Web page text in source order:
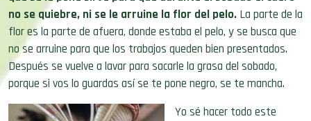
no se quiebre, ni se le arruine la flor del pelo. La parte de la
flor es la parte de afuera, donde estaba el pelo, y se busca que
no se arruine para que los trabajos queden bien presentados.
Después se vuelve a lavar para sacarle la grasa del sobado,
porque si vos lo guardas así se te pone negro, se te mancha.
Yo sé hacer todo este